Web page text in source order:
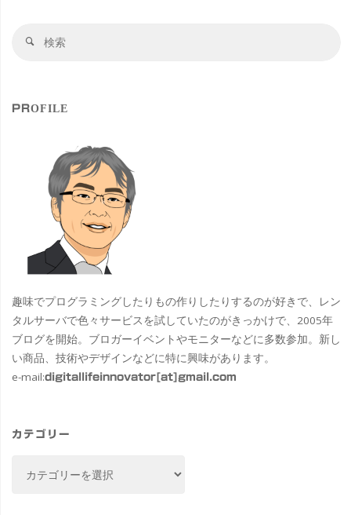
検
PROFILE
趣味でプログラミングしたりもの作りしたりするのが好きで、レン
タルサーバで色々サービスを試していたのがきっかけで、2005年
ブログを開始。ブロガーイベントやモニターなどに多数参加。新し
い商品、技術やデザインなどに特に興味があります。
e-mail:digitallifeinnovator[at]gmail.com
カテゴリー